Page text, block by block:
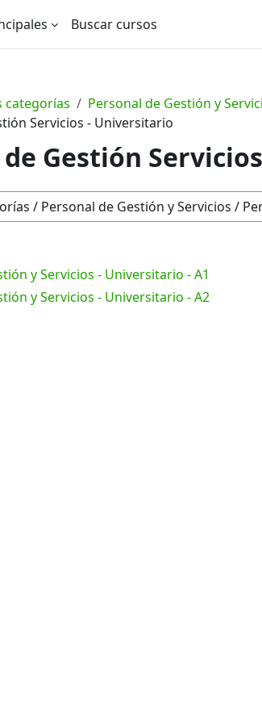
Buscar cursos
categorías
Personal de Gestión y
Servicios - Universitario
Gestión
y Servicios - Universitario - A1
y Servicios - Universitario - A2